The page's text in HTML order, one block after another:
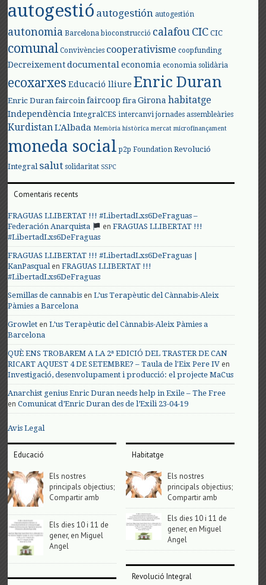
autogestió autogestión autogestión
autonomia Barcelona bioconstrucció calafouCIC CIC
comunal Convivències cooperativisme coopfunding
Decreixement documental economia economia solidària
ecoxarxes Educació lliure Enric Duran
Enric Duran faircoin faircoop fira Girona habitatge
Independència IntegralCES intercanvi jornades assembleàries
KurdistanL'Albada Memòria històrica mercat microfinançament
moneda social p2p Foundation Revolució
Integral salut solidaritat SSPC
Comentaris recents
FRAGUAS LLIBERTAT !!! #LibertadLxs6DeFraguas –
Federación Anarquista
enFRAGUAS LLIBERTAT !!!
#LibertadLxs6DeFraguas
FRAGUAS LLIBERTAT !!! #LibertadLxs6DeFraguas |
KanPasqualenFRAGUAS LLIBERTAT !!!
#LibertadLxs6DeFraguas
Semillas de cannabis enL’us Terapèutic del Cànnabis-Aleix
Pàmies a Barcelona
Growlet enL’us Terapèutic del Cànnabis-Aleix Pàmies a
Barcelona
QUÈ ENS TROBAREM A LA 2ª EDICIÓ DEL TRASTER DE CAN
RICART AQUEST 4 DE SETEMBRE? – Taula de l'Eix Pere IV en
Investigació, desenvolupament i producció: el projecte MaCus
Anarchist genius Enric Duran needs help in Exile – The Free
enComunicat d’Enric Duran des de l’Exili 23-04-19
Avis Legal
Educació
Els nostres
principals objectius;
Compartir amb
Els dies 10 i 11 de
gener, en Miguel
Angel
Habitatge
Els nostres
principals objectius;
Compartir amb
Els dies 10 i 11 de
gener, en Miguel
Angel
Revolució Integral